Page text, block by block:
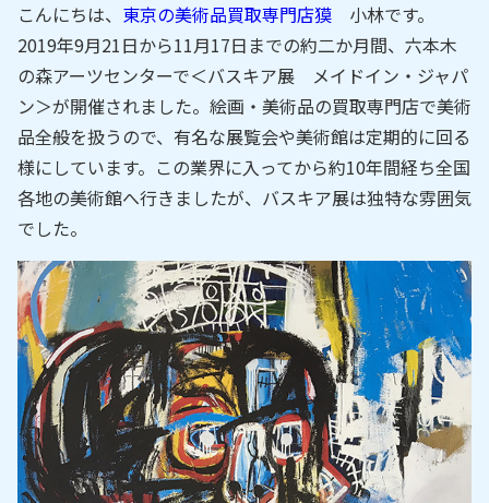
こんにちは、 東京の美術品買取専門店獏 小林です。
2019年9月21日から11月17日までの約二か月間、六本木
の森アーツセンターで＜バスキア展 メイドイン・ジャパ
ン＞が開催されました。絵画・美術品の買取専門店で美術
品全般を扱うので、有名な展覧会や美術館は定期的に回る
様にしています。この業界に入ってから約10年間経ち全国
各地の美術館へ行きましたが、バスキア展は独特な雰囲気
でした。